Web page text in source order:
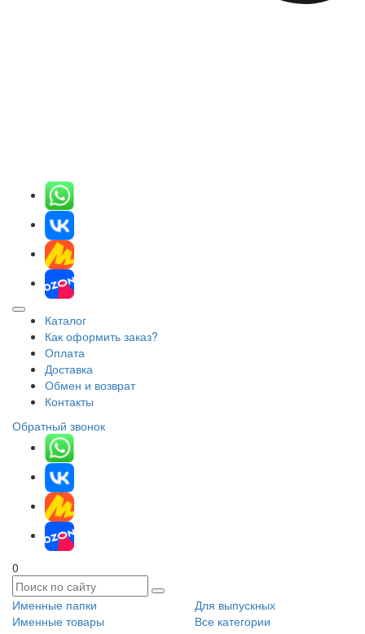
Каталог
Как оформить заказ?
Оплата
Доставка
Обмен и возврат
Контакты
Обратный звонок
0
Именные папки
Для выпускных
Именные товары
Все категории